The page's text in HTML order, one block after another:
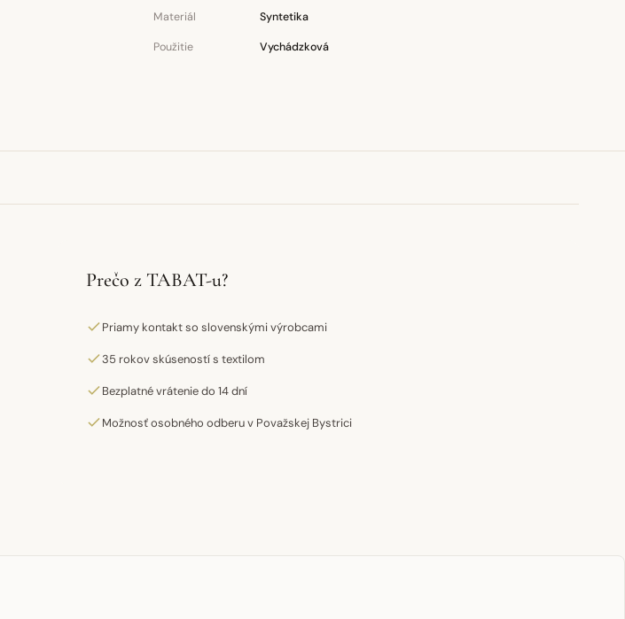
Materiál Syntetika
Použitie Vychádzková
Prečo z TABAT-u?
Priamy kontakt so slovenskými výrobcami
35 rokov skúseností s textilom
Bezplatné vrátenie do 14 dní
Možnosť osobného odberu v Považskej Bystrici